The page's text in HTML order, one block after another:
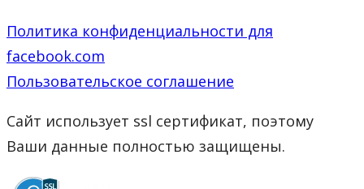
Политика конфиденциальности для
facebook.com
Пользовательское соглашение
Сайт использует ssl сертификат, поэтому
Ваши данные полностью защищены.